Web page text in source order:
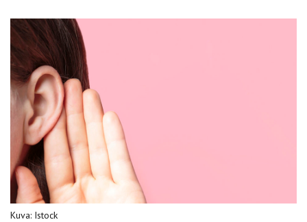
Kuva: Istock